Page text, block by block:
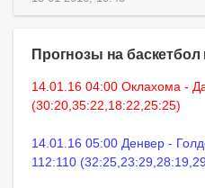
Прогнозы на баскетбол
14.01.16 04:00 Оклахома -
(30:20,35:22,18:22,25:25)
14.01.16 05:00 Денвер -
112:110